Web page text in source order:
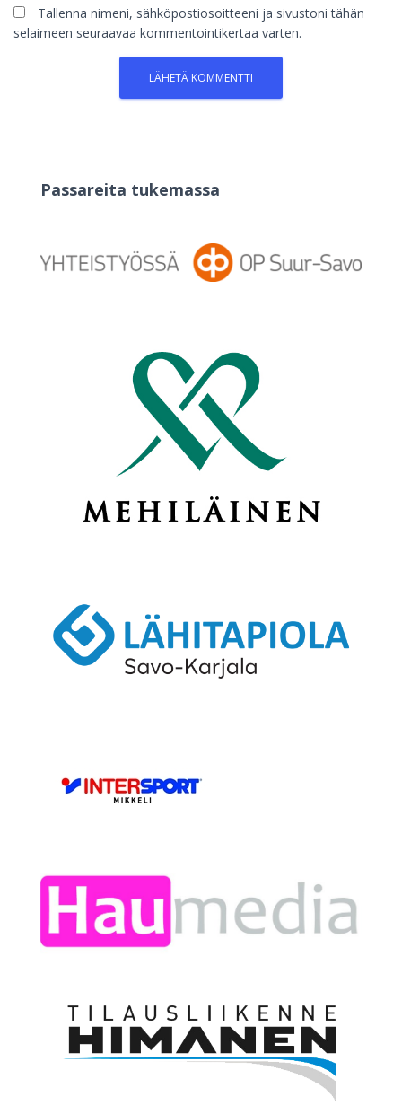
Tallenna nimeni, sähköpostiosoitteeni ja sivustoni tähän
selaimeen seuraavaa kommentointikertaa varten.
Passareita tukemassa